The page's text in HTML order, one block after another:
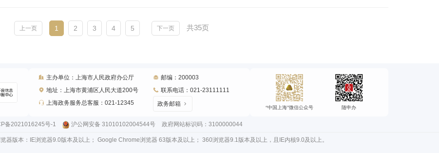
上一页 1 2 3 4 5 下一页 共35页